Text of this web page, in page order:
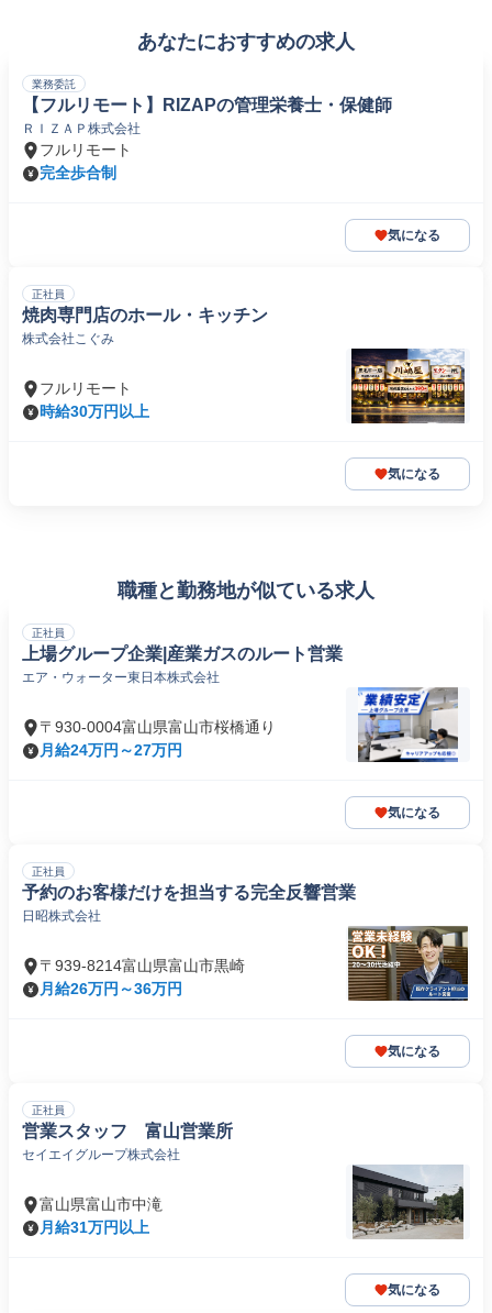
あなたにおすすめの求人
業務委託
【フルリモート】RIZAPの管理栄養士・保健師
ＲＩＺＡＰ株式会社
フルリモート
完全歩合制
気になる
正社員
焼肉専門店のホール・キッチン
株式会社こぐみ
フルリモート
時給30万円以上
気になる
職種と勤務地が似ている求人
正社員
上場グループ企業|産業ガスのルート営業
エア・ウォーター東日本株式会社
〒930-0004富山県富山市桜橋通り
月給24万円～27万円
気になる
正社員
予約のお客様だけを担当する完全反響営業
日昭株式会社
〒939-8214富山県富山市黒崎
月給26万円～36万円
気になる
正社員
営業スタッフ 富山営業所
セイエイグループ株式会社
富山県富山市中滝
月給31万円以上
気になる